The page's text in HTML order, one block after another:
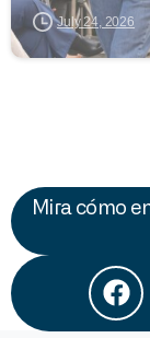
July 24, 2026
Mira cómo